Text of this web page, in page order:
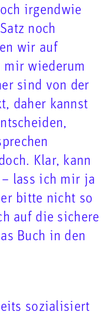
irgendwie
noch
wir auf
mir wiederum
sind von der
daher kannst
Klar, kann
– lass ich mir ja
bitte nicht so
auf die sichere
Buch in den
sozialisiert